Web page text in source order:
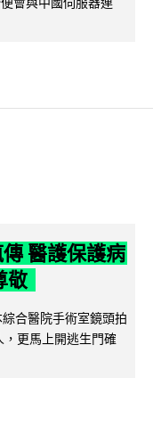
醫護保護病
敬
合醫院手術室鏡頭拍
更馬上開逃生門確